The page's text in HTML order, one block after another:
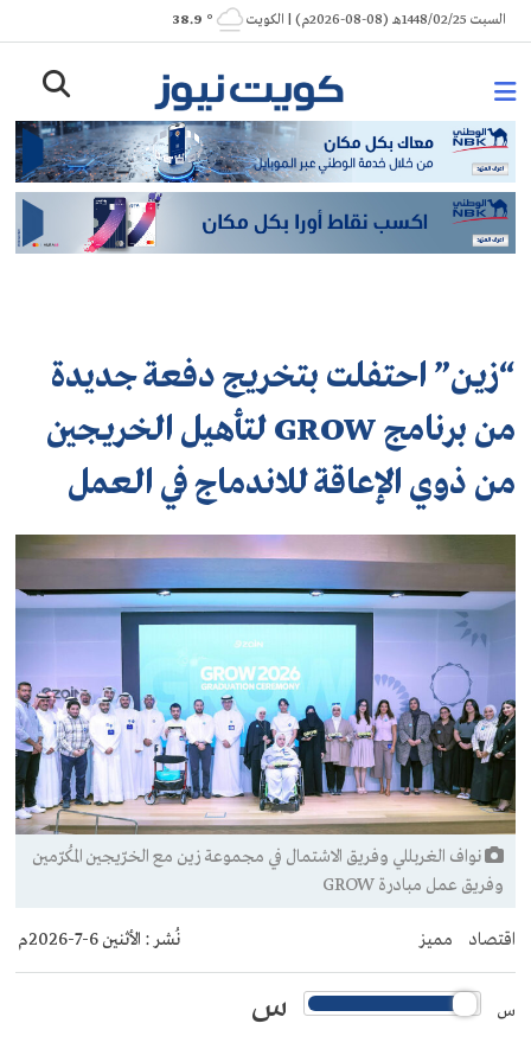
Skip
to
السبت 1448/02/25هـ (08-08-2026م) | الكويت ° 38.9
“زين” احتفلت بتخريج دفعة جديدة
من برنامج GROW لتأهيل الخريجين
من ذوي الإعاقة للاندماج في العمل
نواف الغربللي وفريق الاشتمال في مجموعة زين مع الخرّيجين المُكرّمين
وفريق عمل مبادرة GROW
اقتصاد مميز نُشر : الأثنين 6-7-2026م
س س